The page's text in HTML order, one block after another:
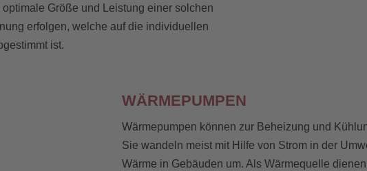
Größe und Leistung einer solchen
erfolgen, welche auf die individuellen
ist.
WÄRMEPUMPEN
Wärmepumpen können zur Beheizung und
Sie wandeln meist mit Hilfe von Strom in der
Wärme in Gebäuden um. Als Wärmequelle